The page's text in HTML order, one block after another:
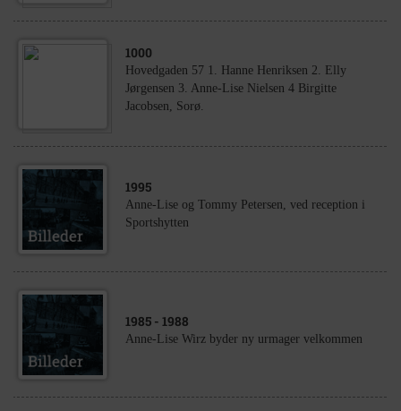
1000
Hovedgaden 57 1. Hanne Henriksen 2. Elly
Jørgensen 3. Anne-Lise Nielsen 4 Birgitte
Jacobsen, Sorø.
1995
Anne-Lise og Tommy Petersen, ved reception i
Sportshytten
1985 - 1988
Anne-Lise Wirz byder ny urmager velkommen